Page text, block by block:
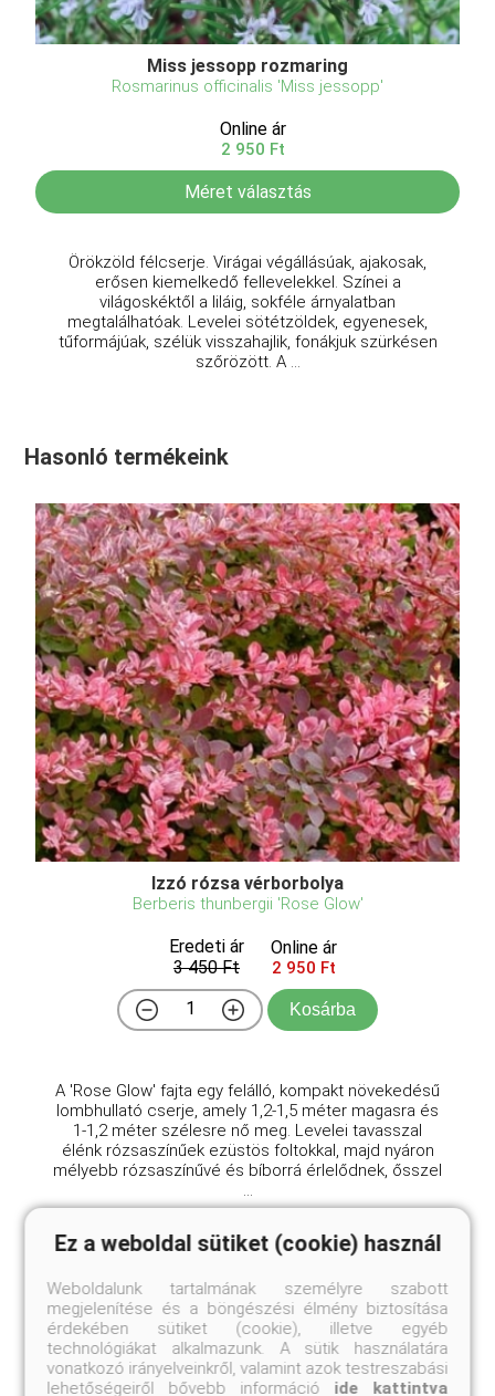
Miss jessopp rozmaring
Rosmarinus officinalis 'Miss jessopp'
Online ár
2 950 Ft
Méret választás
Örökzöld félcserje. Virágai végállásúak, ajakosak,
erősen kiemelkedő fellevelekkel. Színei a
világoskéktől a liláig, sokféle árnyalatban
megtalálhatóak. Levelei sötétzöldek, egyenesek,
tűformájúak, szélük visszahajlik, fonákjuk szürkésen
szőrözött. A ...
Hasonló termékeink
Izzó rózsa vérborbolya
Berberis thunbergii 'Rose Glow'
Eredeti ár
3 450 Ft
Online ár
2 950 Ft
Kosárba
A 'Rose Glow' fajta egy felálló, kompakt növekedésű
lombhullató cserje, amely 1,2-1,5 méter magasra és
1-1,2 méter szélesre nő meg. Levelei tavasszal
élénk rózsaszínűek ezüstös foltokkal, majd nyáron
mélyebb rózsaszínűvé és bíborrá érlelődnek, ősszel
Ez a weboldal sütiket (cookie) használ
Weboldalunk tartalmának személyre szabott
megjelenítése és a böngészési élmény biztosítása
érdekében sütiket (cookie), illetve egyéb
technológiákat alkalmazunk. A sütik használatára
vonatkozó irányelveinkről, valamint azok testreszabási
lehetőségeiről bővebb információ ide kattintva